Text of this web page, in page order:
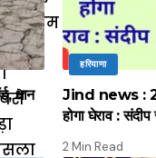
धान
हरियाणा
Jind news : 25
होगा घेराव : संदीप
2 Min Read